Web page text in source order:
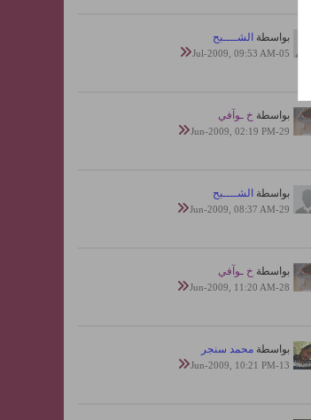
بواسطة الشــــبح
05-Jul-2009, 09:53 AM
بواسطة خ ـوآفي
29-Jun-2009, 02:19 PM
بواسطة الشــــبح
29-Jun-2009, 08:37 AM
بواسطة خ ـوآفي
28-Jun-2009, 11:20 AM
بواسطة محمد سنجر
13-Jun-2009, 10:21 PM